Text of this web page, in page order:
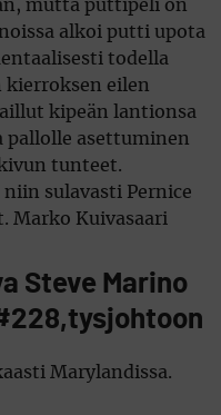
mutta puttipeli on
alkoi putti upota
todella
kierroksen eilen
kipeän lantionsa
pallolle asettuminen
tunteet.
sulavasti Pernice
Marko Kuivasaari
Steve Marino